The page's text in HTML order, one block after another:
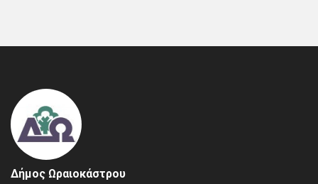
Δήμος Ωραιοκάστρου